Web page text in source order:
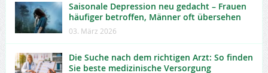
Saisonale Depression neu gedacht – Frauen
häufiger betroffen, Männer oft übersehen
03. März 2026
Die Suche nach dem richtigen Arzt: So finden
Sie beste medizinische Versorgung